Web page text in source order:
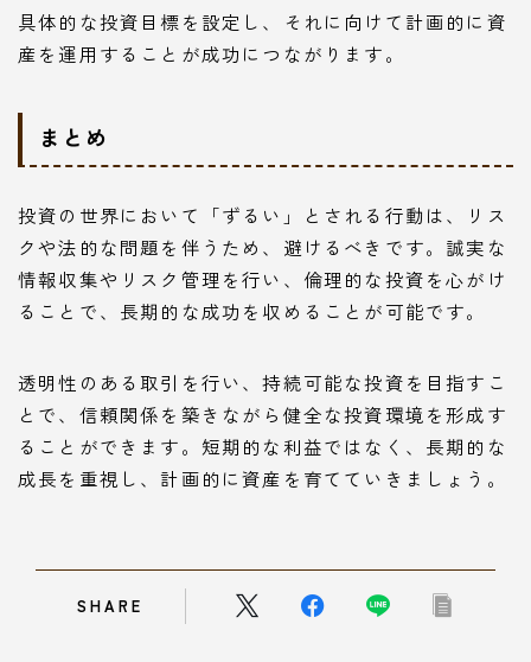
具体的な投資目標を設定し、それに向けて計画的に資
産を運用することが成功につながります。
まとめ
投資の世界において「ずるい」とされる行動は、リス
クや法的な問題を伴うため、避けるべきです。誠実な
情報収集やリスク管理を行い、倫理的な投資を心がけ
ることで、長期的な成功を収めることが可能です。
透明性のある取引を行い、持続可能な投資を目指すこ
とで、信頼関係を築きながら健全な投資環境を形成す
ることができます。短期的な利益ではなく、長期的な
成長を重視し、計画的に資産を育てていきましょう。
SHARE